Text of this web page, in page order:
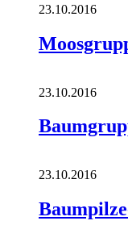
23.10.2016
23.10.2016
23.10.2016